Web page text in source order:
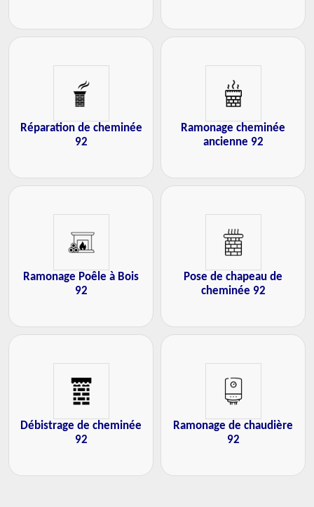
Réparation de cheminée
92
Ramonage cheminée
ancienne 92
Ramonage Poêle à Bois
92
Pose de chapeau de
cheminée 92
Débistrage de cheminée
92
Ramonage de chaudière
92